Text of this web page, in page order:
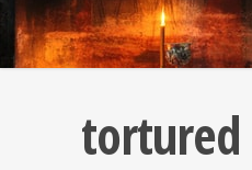
tortured